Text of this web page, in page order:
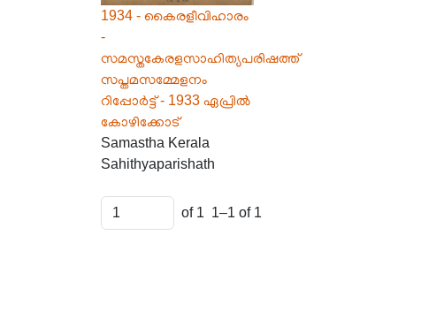
1934 - കൈരളീവിഹാരം
-
സമസ്തകേരളസാഹിത്യപരിഷത്ത്
സപ്തമസമ്മേളനം
റിപ്പോർട്ട് - 1933 ഏപ്രിൽ
കോഴിക്കോട്
Samastha Kerala
Sahithyaparishath
of 1 1–1 of 1